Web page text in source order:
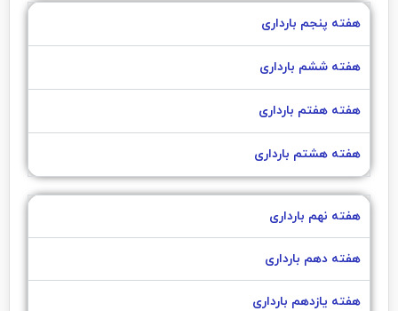
هفته پنجم بارداری
هفته ششم بارداری
هفته هفتم بارداری
هفته هشتم بارداری
هفته نهم بارداری
هفته دهم بارداری
هفته یازدهم بارداری